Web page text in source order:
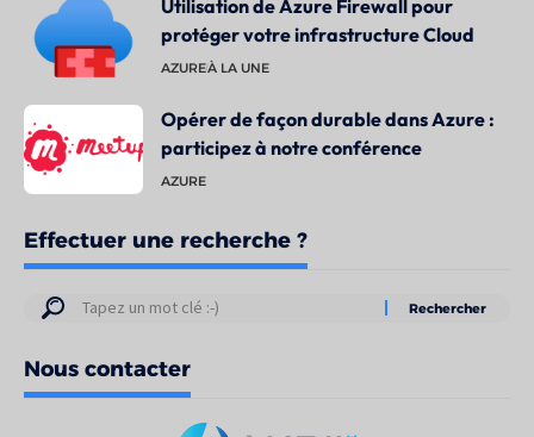
Utilisation de Azure Firewall pour
protéger votre infrastructure Cloud
AZUREÀ LA UNE
Opérer de façon durable dans Azure :
participez à notre conférence
AZURE
Effectuer une recherche ?
Résultats
votre
recherche
Nous contacter